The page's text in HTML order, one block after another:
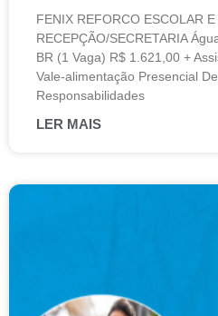
FENIX REFORCO ESCOLAR
RECEPÇÃO/SECRETARIA
BR (1 Vaga) R$ 1.621,00 +
Vale-alimentação Presencial
Responsabilidades
LER MAIS